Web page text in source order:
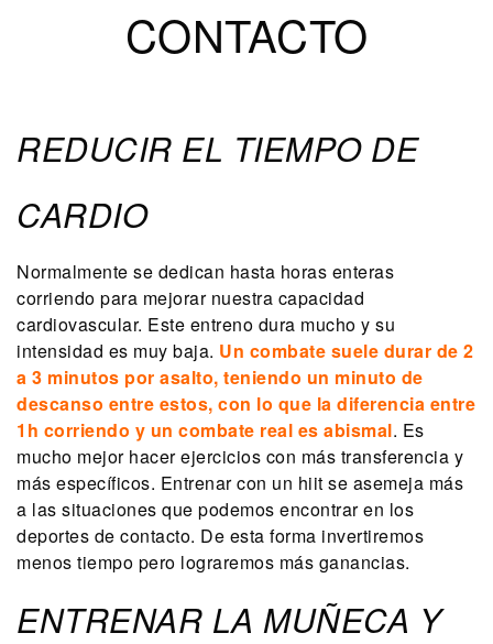
CONTACTO
REDUCIR EL TIEMPO DE
CARDIO
Normalmente se dedican hasta horas enteras
corriendo para mejorar nuestra capacidad
cardiovascular. Este entreno dura mucho y su
intensidad es muy baja. Un combate suele durar de 2
a 3 minutos por asalto, teniendo un minuto de
descanso entre estos, con lo que la diferencia entre
1h corriendo y un combate real es abismal. Es
mucho mejor hacer ejercicios con más transferencia y
más específicos. Entrenar con un hiit se asemeja más
a las situaciones que podemos encontrar en los
deportes de contacto. De esta forma invertiremos
menos tiempo pero lograremos más ganancias.
ENTRENAR LA MUÑECA Y